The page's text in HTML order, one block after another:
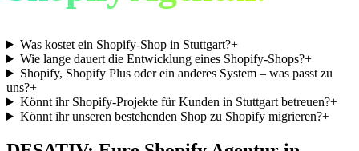
Was kostet ein Shopify-Shop in Stuttgart?+
Wie lange dauert die Entwicklung eines Shopify-Shops?+
Shopify, Shopify Plus oder ein anderes System – was passt zu
uns?+
Könnt ihr Shopify-Projekte für Kunden in Stuttgart betreuen?+
Könnt ihr unseren bestehenden Shop zu Shopify migrieren?+